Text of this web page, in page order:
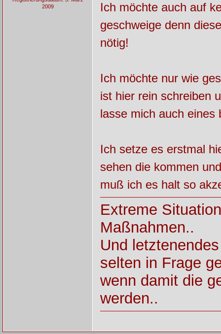
2009
Ich möchte auch auf
geschweige denn
nötig!
Ich möchte nur wie
ist hier rein schreiben
lasse mich auch eines
Ich setze es erstmal
sehen die kommen
muß ich es halt so
Extreme
Maßnahmen..
Und
selten in Frage
wenn damit die
werden..